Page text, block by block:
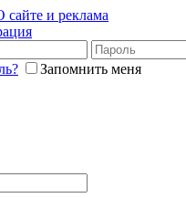
сайте и реклама
Запомнить меня